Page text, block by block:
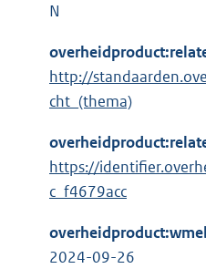
N
http://
cht_(thema)
https://
c_f4679acc
2024-09-26